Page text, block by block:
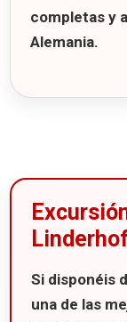
completas y
Alemania.
Si disponéis
una de las